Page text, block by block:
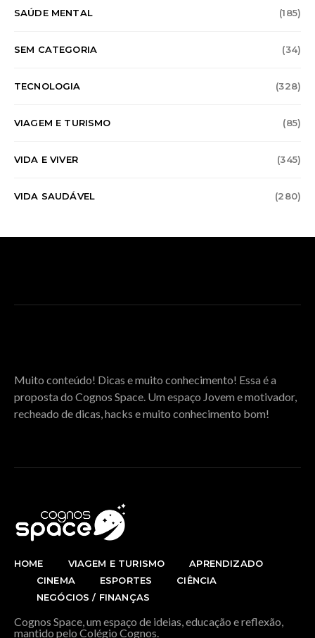
SAÚDE MENTAL (185)
SEM CATEGORIA (34)
TECNOLOGIA (328)
VIAGEM E TURISMO (85)
VIDA E VIVER (345)
VIDA SAUDÁVEL (280)
Muito conteúdo! Dicas e muito conhecimento! Essa é a
proposta do Cognos Space. Um espaço Jovem e motivador,
recheado de dicas, hacks e muito conhecimento bom!
HOME VIAGEM E TURISMO
APRENDIZADO
CINEMA
ESPORTES
CIÊNCIA
NEGÓCIOS / FINANÇAS
Cognos Space, um espaço de ideias, educação e reflexão,
mantido pelo Colégio Cognos.